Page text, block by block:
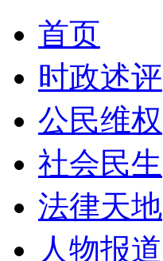
首页
时政述评
公民维权
社会民生
法律天地
人物报道